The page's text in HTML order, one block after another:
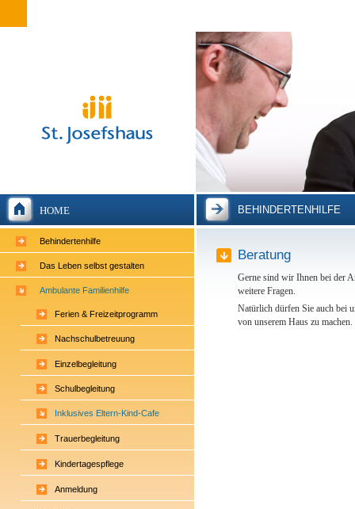
HOME
Behindertenhilfe
Das Leben selbst gestalten
Ambulante Familienhilfe
Ferien & Freizeitprogramm
Nachschulbetreuung
Einzelbegleitung
Schulbegleitung
Inklusives Eltern-Kind-Cafe
Trauerbegleitung
Kindertagespflege
Anmeldung
BEHINDERTENHILFE
Beratung
Gerne sind wir Ihnen bei der
weitere Fragen.
Natürlich dürfen Sie auch bei
von unserem Haus zu machen.